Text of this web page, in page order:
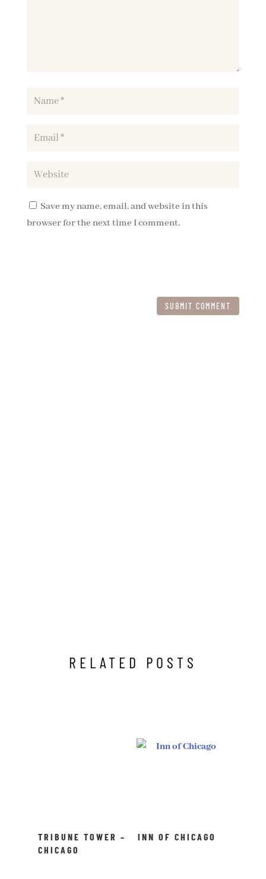
Save my name, email, and website in this
browser for the next time I comment.
SUBMIT COMMENT
RELATED POSTS
TRIBUNE TOWER –
CHICAGO
INN OF CHICAGO